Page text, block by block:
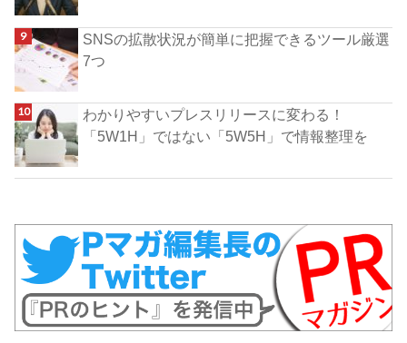
SNSの拡散状況が簡単に把握できるツール厳選
7つ
わかりやすいプレスリリースに変わる！
「5W1H」ではない「5W5H」で情報整理を